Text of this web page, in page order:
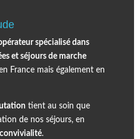
spécialisé dans
et séjours de marche
France mais également en
tient au soin que
de nos séjours, en
convivialité.